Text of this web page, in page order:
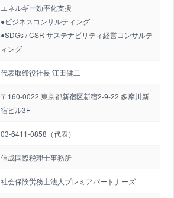
エネルギー効率化支援
●ビジネスコンサルティング
●SDGs / CSR サステナビリティ経営コンサルテ
ィング
代表取締役社長 江田健二
〒160-0022 東京都新宿区新宿2-9-22 多摩川新
宿ビル3F
03-6411-0858（代表）
信成国際税理士事務所
社会保険労務士法人プレミアパートナーズ